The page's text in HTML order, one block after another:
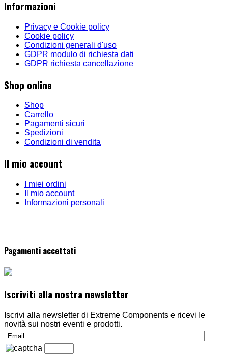
Informazioni
Privacy e Cookie policy
Cookie policy
Condizioni generali d'uso
GDPR modulo di richiesta dati
GDPR richiesta cancellazione
Shop online
Shop
Carrello
Pagamenti sicuri
Spedizioni
Condizioni di vendita
Il mio account
I miei ordini
Il mio account
Informazioni personali
Pagamenti accettati
Iscriviti alla nostra newsletter
Iscrivi alla newsletter di Extreme Components e ricevi le
novità sui nostri eventi e prodotti.